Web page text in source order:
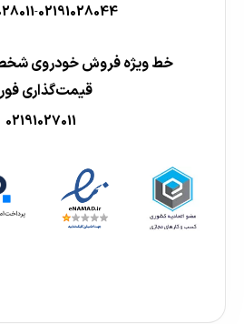
-02191028044
خط ویژه فروش خودروی
قیمت‌گذاری
02191027011